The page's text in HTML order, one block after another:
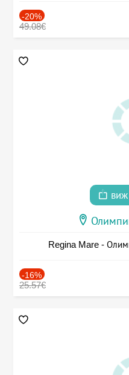
-20%
49.08€
Regina Mare -
-16%
25.57€